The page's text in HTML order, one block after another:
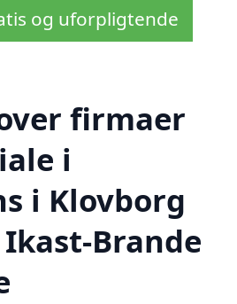
og uforpligtende
firmaer
i
i Klovborg
Brande